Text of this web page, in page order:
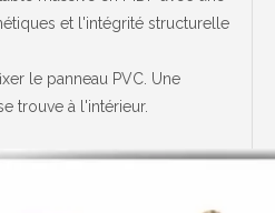
et l'intégrité structurelle
le panneau PVC. Une
trouve à l'intérieur.